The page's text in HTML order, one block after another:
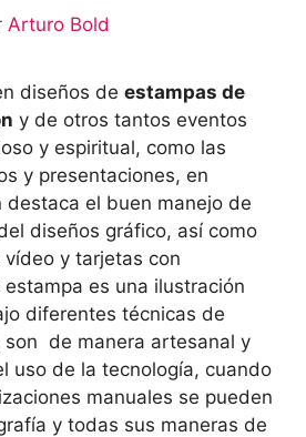
Arturo Bold
diseños de estampas de
y de otros tantos eventos
y espiritual, como las
y presentaciones, en
destaca el buen manejo de
diseños gráfico, así como
y tarjetas con
es una ilustración
diferentes técnicas de
son de manera artesanal y
uso de la tecnología, cuando
manuales se pueden
y todas sus maneras de